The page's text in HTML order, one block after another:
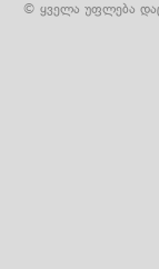
© ყველა უფლება